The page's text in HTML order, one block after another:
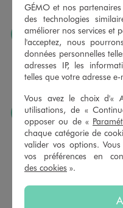
dans tous les
JE PEUX FAIRE
Ourlets, ceintures…
retoucher vos articles
sont à votre
J’AIME FAIRE PLAISIR
Nous vous
montant au choix
GÉMO sont
payer vos achats en
GÉMO et nos
des technologies
améliorer nos services et
l'acceptez, nous
données personnelles
adresses IP, les
telles que votre adresse
Vous avez le choix d'«
utilisations, de «
opposer ou de «
chaque catégorie de
valider vos options.
vos préférences en
des cookies ».